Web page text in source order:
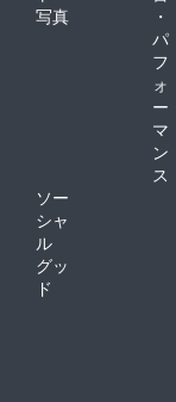
写真
・
パ
フ
ォ
ー
マ
ン
ス
ソー
シャ
ル
グッ
ド